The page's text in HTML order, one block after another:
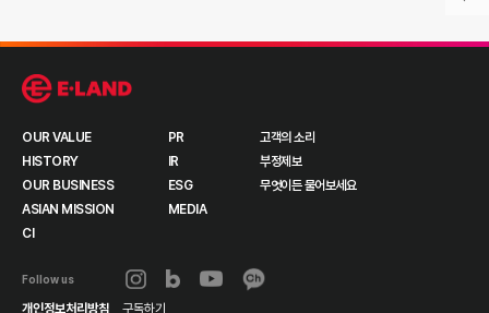
OUR VALUE
HISTORY
OUR BUSINESS
ASIAN MISSION
CI
PR
IR
ESG
MEDIA
고객의 소리
부정제보
무엇이든 물어보세요
Follow us
개인정보처리방침 구독하기